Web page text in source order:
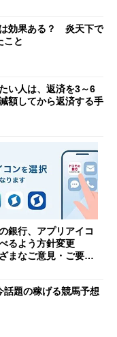
は効果ある？ 炎天下で
こと
い人は、返済を3～6
額してから返済する手
銀行、アプリアイコ
るよう方針変更
ざまなご意見・ご要望
話題の稼げる競馬予想